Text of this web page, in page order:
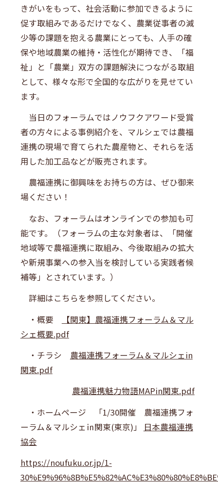
きがいをもって、社会活動に参加できるように
促す取組みであるだけでなく、農業従事者の減
少等の課題を抱える農業にとっても、人手の確
保や地域農業の維持・活性化が期待でき、「福
祉」と「農業」双方の課題解決につながる取組
として、様々な形で全国的な広がりを見せてい
ます。
当日のフォーラムではノウフクアワード受賞
者の方々による事例紹介を、マルシェでは農福
連携の現場で育てられた農産物と、それらを活
用した加工品などが販売されます。
農福連携に御興味をお持ちの方は、ぜひ御来
場ください！
なお、フォーラムはオンラインでの参加も可
能です。（フォーラムの主な対象者は、「開催
地域等で農福連携に取組み、今後取組みの拡大
や新規事業への参入当を検討している実践者候
補等」とされています。）
詳細はこちらを参照してください。
・概要
【関東】農福連携フォーラム＆マル
シェ概要.pdf
・チラシ 農福連携フォーラム＆マルシェin
関東.pdf
農福連携魅力物語MAPin関東.pdf
・ホームページ 「1/30開催 農福連携フォ
ーラム＆マルシェ㏌関東(東京)」
日本農福連携
協会
https://noufuku.or.jp/1-